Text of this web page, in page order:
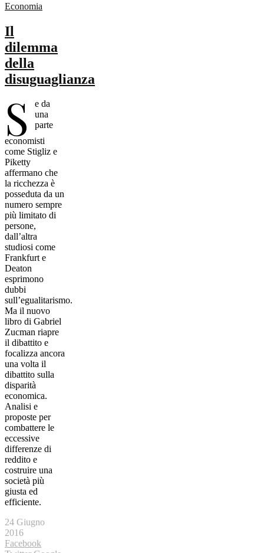
Economia
Il
dilemma
della
disuguaglianza
S
e da
una
parte
economisti
come Stigliz e
Piketty
affermano che
la ricchezza è
posseduta da un
numero sempre
più limitato di
persone,
dall’altra
studiosi come
Frankfurt e
Deaton
esprimono
dubbi
sull’egualitarismo.
Ma il nuovo
libro di Gabriel
Zucman riapre
il dibattito e
focalizza ancora
una volta il
dibattito sulla
disparità
economica.
Analisi e
proposte per
combattere le
eccessive
differenze di
reddito e
costruire una
società più
giusta ed
efficiente.
24 Giugno
2016
Facebook